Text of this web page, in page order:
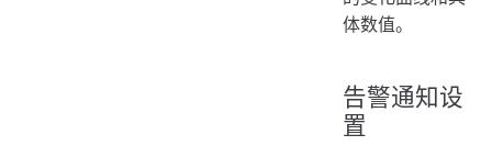
体数值。
告警通知设
置